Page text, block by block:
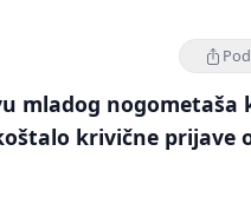
mladog nogometaša
krivične prijave